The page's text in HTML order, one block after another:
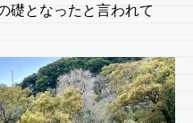
礎となったと言われて